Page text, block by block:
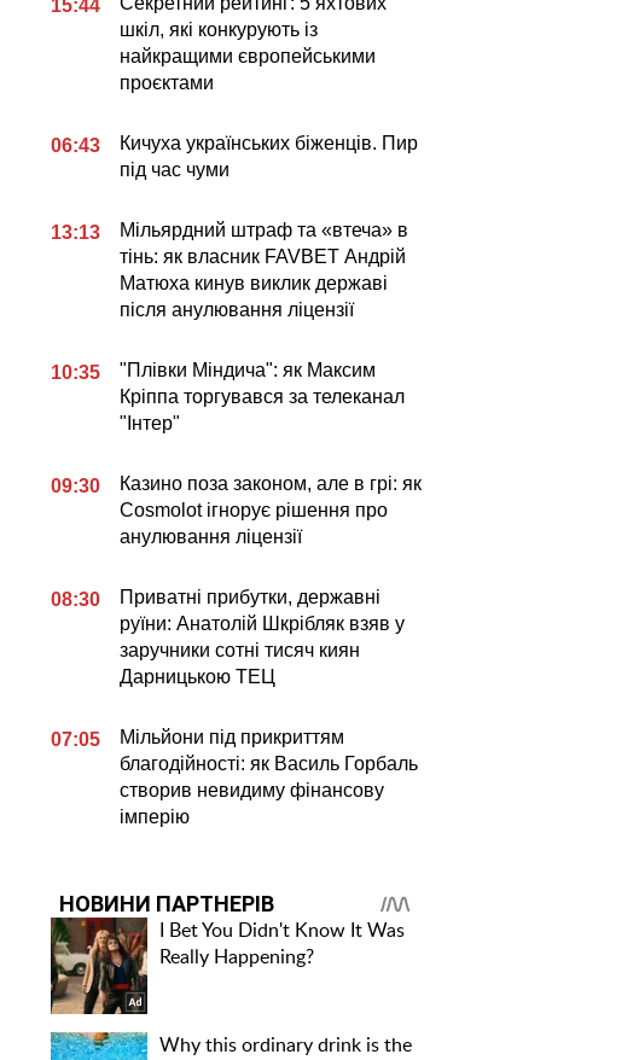
15:44
шкіл, які конкурують із
найкращими європейськими
проєктами
06:43
Кичуха українських біженців. Пир
під час чуми
13:13
Мільярдний штраф та «втеча» в
тінь: як власник FAVBET Андрій
Матюха кинув виклик державі
після анулювання ліцензії
10:35
"Плівки Міндича": як Максим
Кріппа торгувався за телеканал
"Інтер"
09:30
Казино поза законом, але в грі: як
Cosmolot ігнорує рішення про
анулювання ліцензії
08:30
Приватні прибутки, державні
руїни: Анатолій Шкрібляк взяв у
заручники сотні тисяч киян
Дарницькою ТЕЦ
07:05
Мільйони під прикриттям
благодійності: як Василь Горбаль
створив невидиму фінансову
імперію